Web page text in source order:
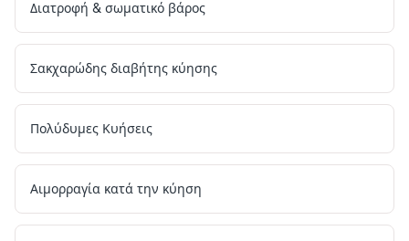
Διατροφή & σωματικό βάρος
Σακχαρώδης διαβήτης κύησης
Πολύδυμες Κυήσεις
Αιμορραγία κατά την κύηση